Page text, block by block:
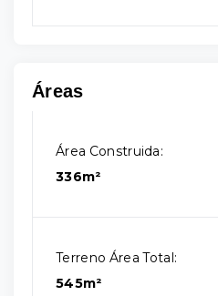
Áreas
Área Construida:
336m²
Terreno Área Total:
545m²